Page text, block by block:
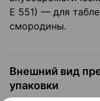
Е 551) — для
смородины.
Внешний вид
упаковки